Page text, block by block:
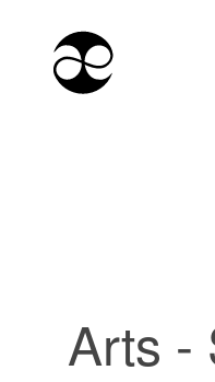
Arts -